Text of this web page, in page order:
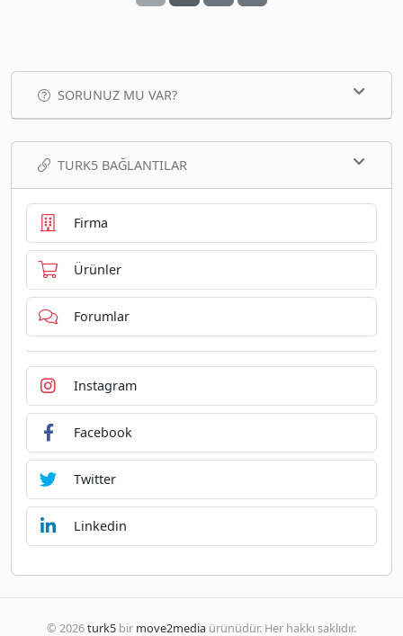
SORUNUZ MU VAR?
TURK5 BAĞLANTILAR
Firma
Ürünler
Forumlar
Instagram
Facebook
Twitter
Linkedin
© 2026turk5 bir move2media ürünüdür. Her hakkı saklıdır.